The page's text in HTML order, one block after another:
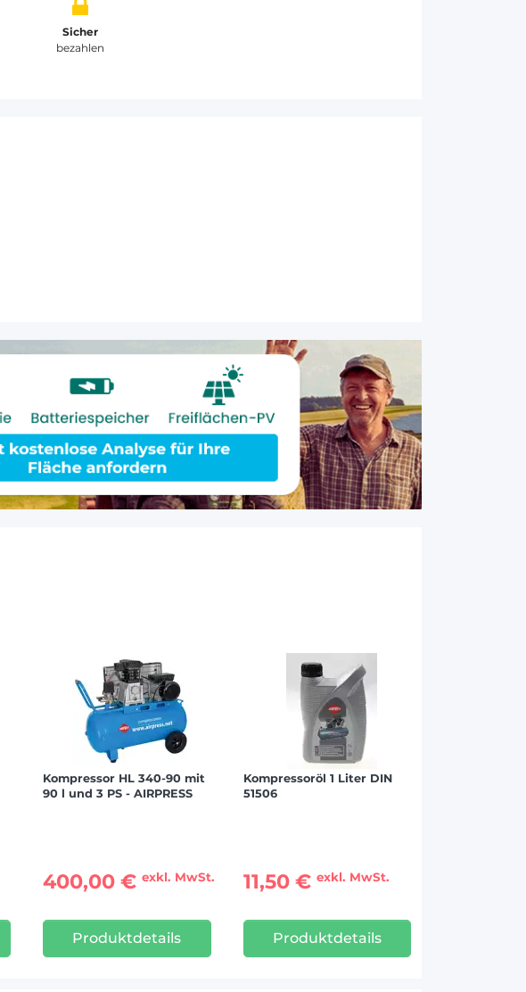
Sicher
bezahlen
Kompressor HL 340-90 mit
90 l und 3 PS - AIRPRESS
400,00 €exkl. MwSt.
Produktdetails
Kompressoröl 1 Liter DIN
51506
11,50 € exkl. MwSt.
Produktdetails